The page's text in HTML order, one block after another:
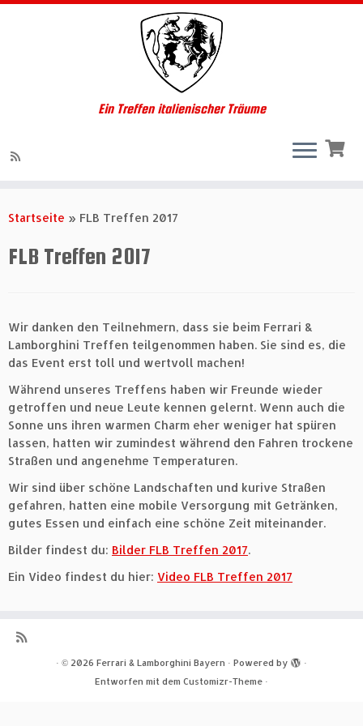
Inhalt
Ein Treffen italienischer Träume
Startseite » FLB Treffen 2017
FLB Treffen 2017
Wir danken den Teilnehmern, dass sie beim Ferrari &
Lamborghini Treffen teilgenommen haben. Sie sind es, die
das Event erst toll und wertvoll machen!
Während unseres Treffens haben wir Freunde wieder
getroffen und neue Leute kennen gelernt. Wenn auch die
Sonne uns ihren warmen Charm eher weniger hat spüren
lassen, hatten wir zumindest während den Fahren trockene
Straßen und angenehme Temperaturen.
Wir sind über schöne Landschaften und kurive Straßen
gefahren, hatten eine mobile Versorgung mit Getränken,
gutes Essen und einfach eine schöne Zeit miteinander.
Bilder findest du: Bilder FLB Treffen 2017.
Ein Video findest du hier: Video FLB Treffen 2017
· © 2026 Ferrari & Lamborghini Bayern · Powered by
·
Entworfen mit dem Customizr-Theme ·